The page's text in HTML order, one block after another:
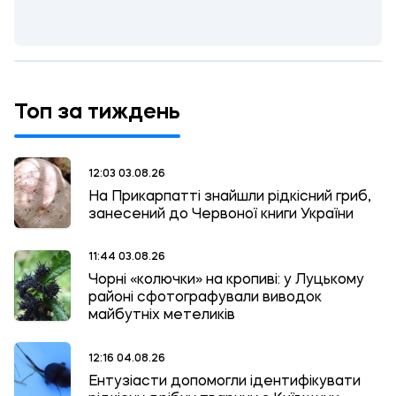
Топ за тиждень
12:03 03.08.26
На Прикарпатті знайшли рідкісний гриб,
занесений до Червоної книги України
11:44 03.08.26
Чорні «колючки» на кропиві: у Луцькому
районі сфотографували виводок
майбутніх метеликів
12:16 04.08.26
Ентузіасти допомогли ідентифікувати